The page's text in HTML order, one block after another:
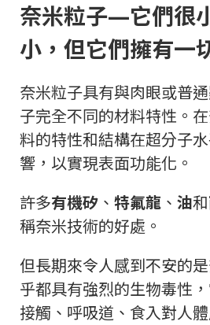
奈米粒子—它們很
小，但它們擁有一
奈米粒子具有與肉眼或普
子完全不同的材料特性。
料的特性和結構在超分子
響，以實現表面功能化。
許多有機矽 、 特氟龍 、 油和
稱奈米技術的好處。
但長期來令人感到不安的是
乎都具有強烈的生物毒性
接觸、呼吸道、食入對人